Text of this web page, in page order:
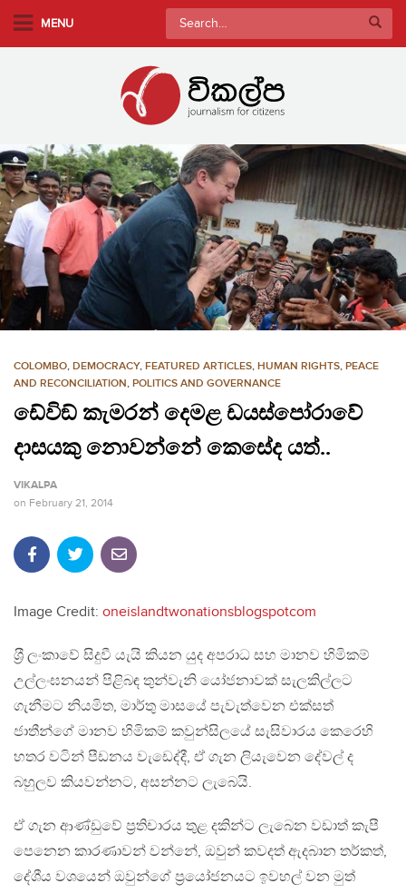
m
a
i
n
c
o
t
e
MENU
Search
for:
COLOMBO, DEMOCRACY, FEATURED ARTICLES, HUMAN RIGHTS, PEACE
AND RECONCILIATION, POLITICS AND GOVERNANCE
ඩේවිඞ් කැමරන් දෙමළ ඩයස්පෝරාවේ
දාසයකු නොවන්නේ කෙසේද යත්..
VIKALPA
on February 21, 2014
Image Credit: oneislandtwonationsblogspotcom
ශ‍්‍රී ලංකාවේ සිදුවී යැයි කියන යුද අපරාධ සහ මානව හිමිකම්
උල්ලංඝනයන් පිළිබඳ තුන්වැනි යෝජනාවක් සැලකිල්ලට
ගැනීමට නියමිත, මාර්තු මාසයේ පැවැත්වෙන එක්සත්
ජාතීන්ගේ මානව හිමිකම් කවුන්සිලයේ සැසිවාරය කෙරෙහි
හතර වටින් පීඩනය වැඩෙද්දී, ඒ ගැන ලියැවෙන දේවල් ද
බහුලව කියවන්නට, අසන්නට ලැබෙයි.
ඒ ගැන ආණ්ඩුවේ ප‍්‍රතිචාරය තුළ දකින්ට ලැබෙන වඩාත් කැපී
පෙනෙන කාරණාවන් වන්නේ, ඔවුන් කවදත් ඇදබාන තර්කත්,
දේශීය වශයෙන් ඔවුන්ගේ ප‍්‍රයෝජනයට ඉවහල් වන මුත්